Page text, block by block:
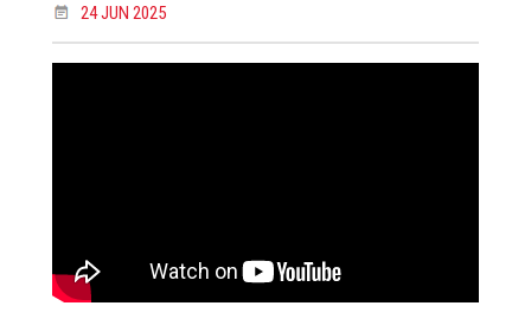
24 JUN 2025